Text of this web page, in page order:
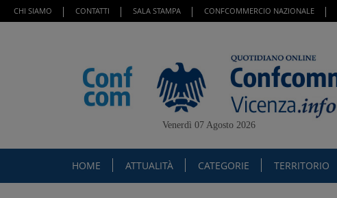
CHI SIAMO CONTATTI SALA STAMPA CONFCOMMERCIO NAZIONALE
Venerdì 07 Agosto 2026
HOME ATTUALITÀ CATEGORIE TERRITORIO